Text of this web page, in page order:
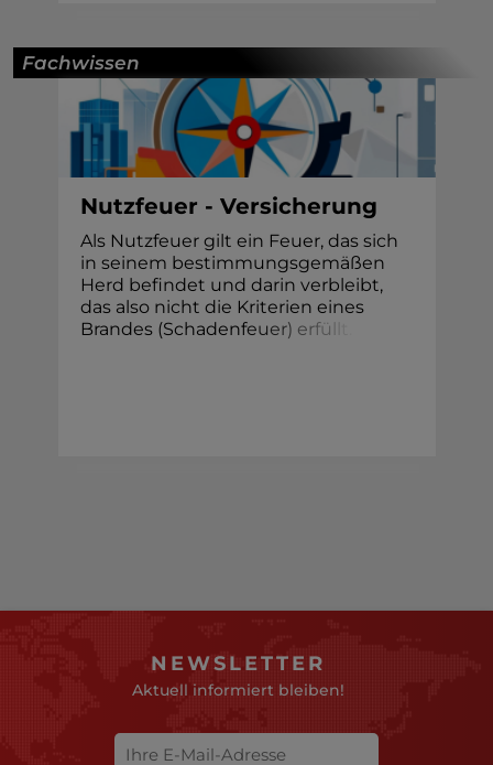
Fachwissen
Nutzfeuer - Versicherung
Als Nutzfeuer gilt ein Feuer, das sich
in seinem bestimmungsgemäßen
Herd befindet und darin verbleibt,
das also nicht die Kriterien eines
Brandes (Schadenfeuer) erfü l
NEWSLETTER
Aktuell informiert bleiben!